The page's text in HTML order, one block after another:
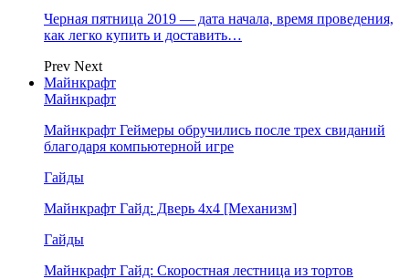
Черная пятница 2019 — дата начала, время проведения,
как легко купить и доставить…
Prev Next
Майнкрафт
Майнкрафт
Майнкрафт Геймеры обручились после трех свиданий
благодаря компьютерной игре
Гайды
Майнкрафт Гайд: Дверь 4х4 [Механизм]
Гайды
Майнкрафт Гайд: Скоростная лестница из тортов